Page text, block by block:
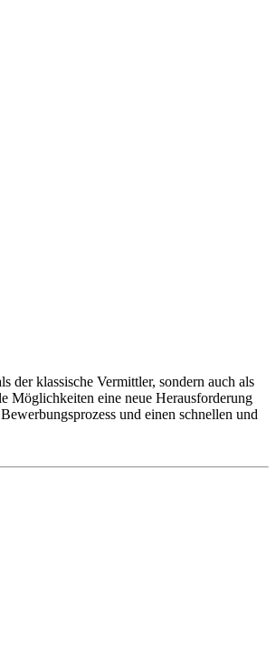
der klassische Vermittler, sondern auch als
Möglichkeiten eine neue Herausforderung
und einen schnellen und